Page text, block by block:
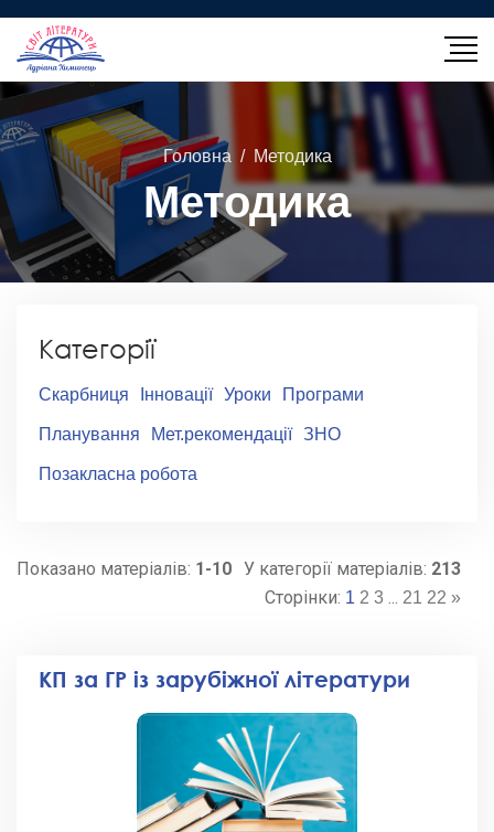
Головна Методика
Методика
Категорії
Скарбниця Інновації Уроки Програми
Планування Мет.рекомендації ЗНО
Позакласна робота
Показано матеріалів: 1-10 У категорії матеріалів: 213
Сторінки: 1 2 3 ... 21 22 »
КП за ГР із зарубіжної літератури